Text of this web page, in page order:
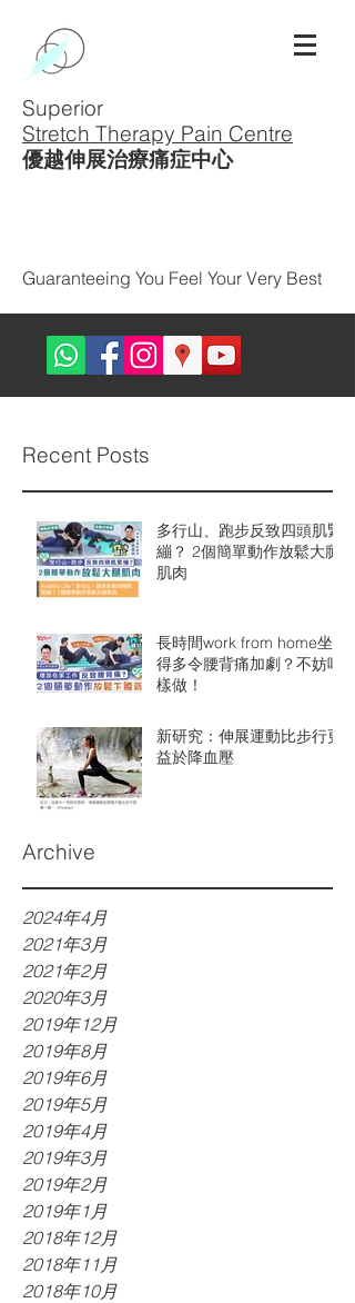
Superior
Stretch Therapy Pain Centre
優越伸展治療痛症中心
Guaranteeing You Feel Your Very Best
Recent Posts
多行山、跑步反致四頭肌緊
繃？ 2個簡單動作放鬆大腿
肌肉
長時間work from home坐
得多令腰背痛加劇￼？不妨咁
樣做！
新研究：伸展運動比步行更
益於降血壓
Archive
2024年4月
2021年3月
2021年2月
2020年3月
2019年12月
2019年8月
2019年6月
2019年5月
2019年4月
2019年3月
2019年2月
2019年1月
2018年12月
2018年11月
2018年10月